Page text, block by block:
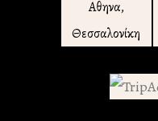
Αθηνα,
Θεσσαλονίκη